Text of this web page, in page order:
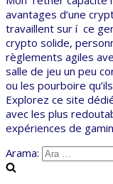
avantages d’une
travaillent sur í ce
crypto solide,
règlements agiles
salle de jeu un peu
ou les pourboire
Explorez ce site
avec les plus
expériences de
Arama: